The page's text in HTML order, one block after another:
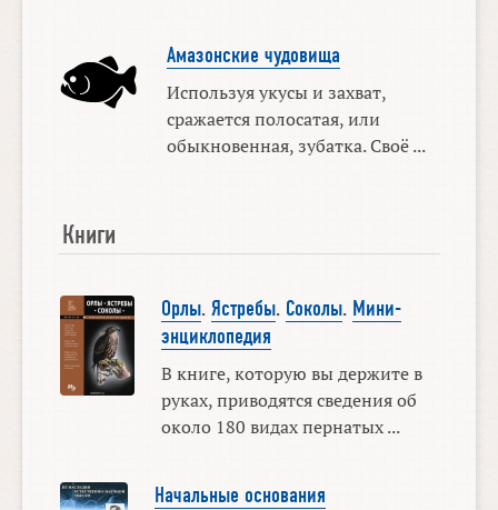
Амазонские чудовища
Используя укусы и захват,
сражается полосатая, или
обыкновенная, зубатка. Своё ...
Книги
Орлы. Ястребы. Соколы. Мини-
энциклопедия
В книге, которую вы держите в
руках, приводятся сведения об
около 180 видах пернатых ...
Начальные основания